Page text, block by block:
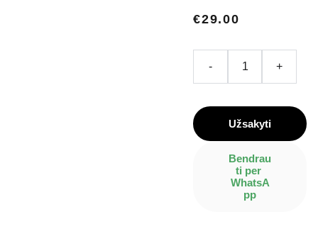
€29.00
- +
Užsakyti
Bendrau
ti per
WhatsA
pp